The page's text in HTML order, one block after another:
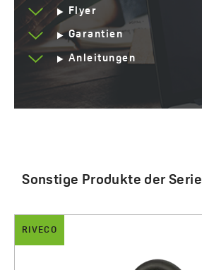
Flyer
Garantien
Anleitungen
Sonstige Produkte der Serie
RIVECO
ALENA